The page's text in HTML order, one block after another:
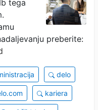
tega
preberite:
delo
kariera